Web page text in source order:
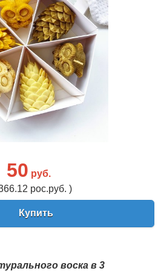
50 руб.
рос.руб. )
Купить
воска в 3